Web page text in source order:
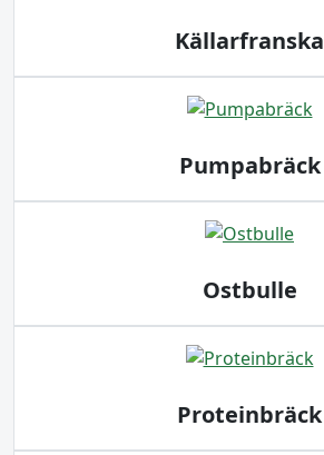
Källarfranska
Pumpabräck
Ostbulle
Proteinbräck